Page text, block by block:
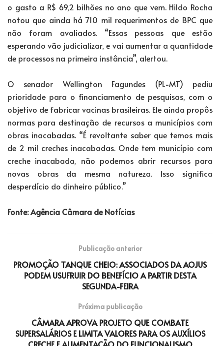
o gasto a R$ 69,2 bilhões no ano que vem. Hildo Rocha
notou que ainda há 710 mil requerimentos de BPC que
não foram avaliados. “Essas pessoas que estão
esperando vão judicializar, e vai aumentar a quantidade
de processos na primeira instância”, alertou.
O senador Wellington Fagundes (PL-MT) pediu
prioridade para o financiamento de pesquisas, com o
objetivo de fabricar vacinas brasileiras. Ele ainda propôs
normas para destinação de recursos a municípios com
obras inacabadas. “É revoltante saber que temos mais
de 2 mil creches inacabadas. Onde tem município com
creche inacabada, não podemos abrir recursos para
novas obras da mesma natureza. Isso significa
desperdício do dinheiro público.”
Fonte: Agência Câmara de Notícias
Publicação anterior
PROMOÇÃO TANQUE CHEIO: ASSOCIADOS DA AOJUS
PODEM USUFRUIR DO BENEFÍCIO A PARTIR DESTA
SEGUNDA-FEIRA
Próxima publicação
CÂMARA APROVA PROJETO QUE COMBATE
SUPERSALÁRIOS E LIMITA VALORES PARA OS AUXÍLIOS